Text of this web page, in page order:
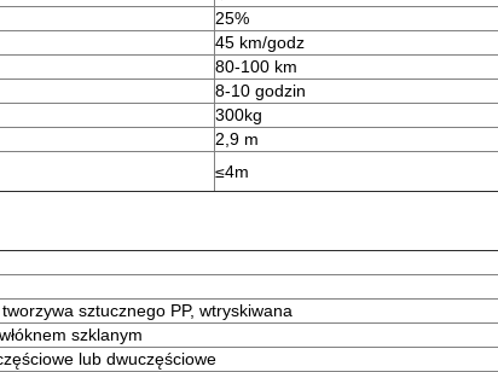
25%
45 km/godz
80-100 km
8-10 godzin
300kg
2,9 m
≤4m
sztucznego PP, wtryskiwana
szklanym
lub dwuczęściowe